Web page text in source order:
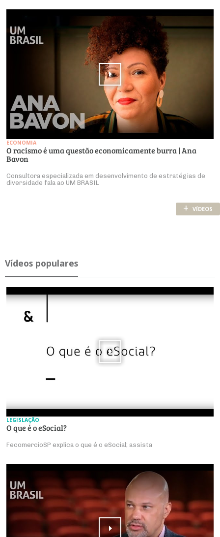
ECONOMIA
O racismo é uma questão economicamente burra | Ana
Bavon
Consultora especializada em desenvolvimento de estratégias de
diversidade fala ao UM BRASIL
+ VÍDEOS
Ví­deos po­pu­lares
LEGISLAÇÃO
O que é o eSocial?
FecomercioSP explica o que é o eSocial; assista